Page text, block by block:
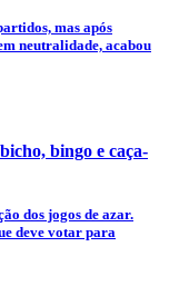
mas após
neutralidade, acabou
bingo e caça-
dos jogos de azar.
deve votar para